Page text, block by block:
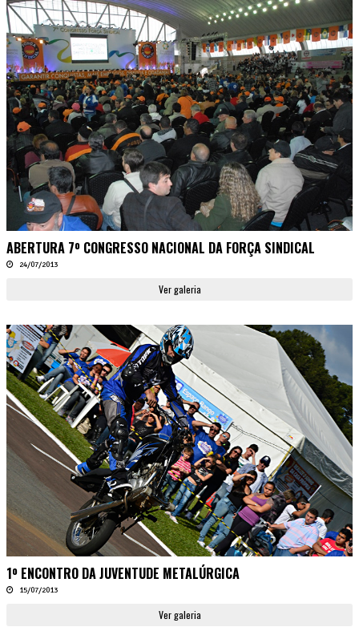
ABERTURA 7º CONGRESSO NACIONAL DA FORÇA SINDICAL
24/07/2013
Ver galeria
1º ENCONTRO DA JUVENTUDE METALÚRGICA
15/07/2013
Ver galeria